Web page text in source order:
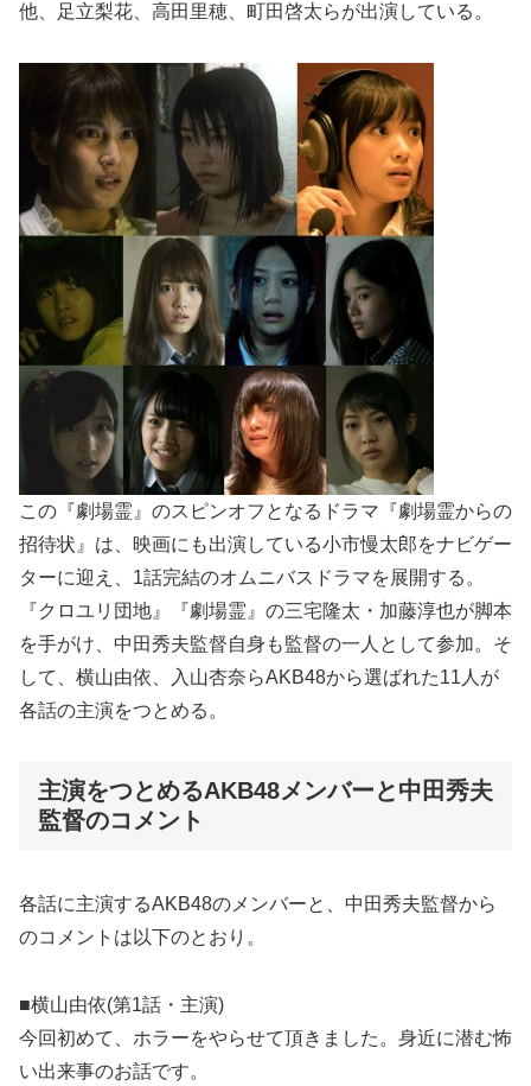
他、足立梨花、高田里穂、町田啓太らが出演している。
この『劇場霊』のスピンオフとなるドラマ『劇場霊からの
招待状』は、映画にも出演している小市慢太郎をナビゲー
ターに迎え、1話完結のオムニバスドラマを展開する。
『クロユリ団地』『劇場霊』の三宅隆太・加藤淳也が脚本
を手がけ、中田秀夫監督自身も監督の一人として参加。そ
して、横山由依、入山杏奈らAKB48から選ばれた11人が
各話の主演をつとめる。
主演をつとめるAKB48メンバーと中田秀夫
監督のコメント
各話に主演するAKB48のメンバーと、中田秀夫監督から
のコメントは以下のとおり。
■横山由依(第1話・主演)
今回初めて、ホラーをやらせて頂きました。身近に潜む怖
い出来事のお話です。